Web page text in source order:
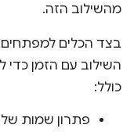
מהשילוב הזה.
השילוב עם הזמן כדי
כולל:
פתרון שמות